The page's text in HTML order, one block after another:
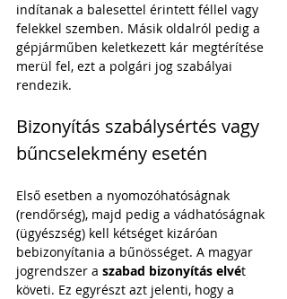
indítanak a balesettel érintett féllel vagy
felekkel szemben. Másik oldalról pedig a
gépjárműben keletkezett kár megtérítése
merül fel, ezt a polgári jog szabályai
rendezik.
Bizonyítás szabálysértés vagy
bűncselekmény esetén
Első esetben a nyomozóhatóságnak
(rendőrség), majd pedig a vádhatóságnak
(ügyészség) kell kétséget kizáróan
bebizonyítania a bűnösséget. A magyar
jogrendszer a szabad bizonyítás elvét
követi. Ez egyrészt azt jelenti, hogy a